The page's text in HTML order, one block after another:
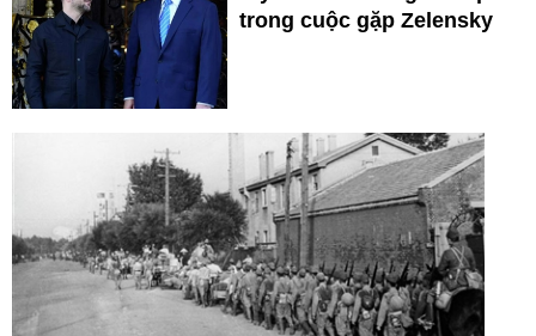
trong cuộc gặp Zelensky